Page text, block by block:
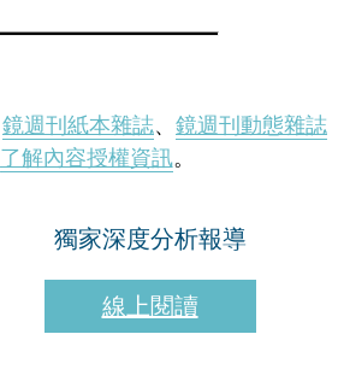
鏡週刊紙本雜誌、 鏡週刊動態雜誌
了解內容授權資訊。
獨家深度分析報導
線上閱讀